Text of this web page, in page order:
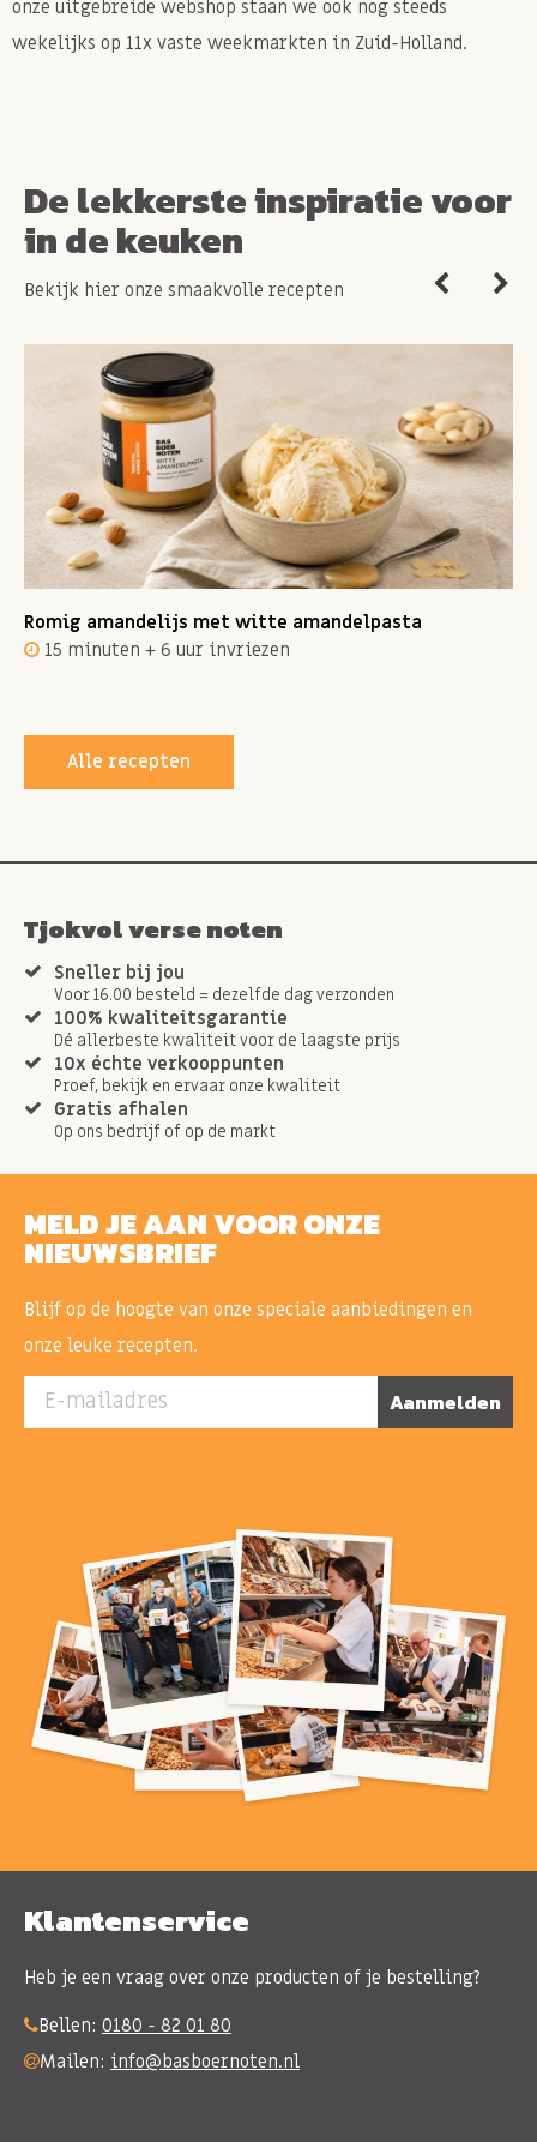
onze uitgebreide webshop staan we ook nog steeds
wekelijks op 11x vaste weekmarkten in Zuid-Holland.
De lekkerste inspiratie voor
in de keuken
Bekijk hier onze smaakvolle recepten
Romig amandelijs met witte amandelpasta
15 minuten + 6 uur invriezen
Alle recepten
Tjokvol verse noten
Sneller bij jou
Voor 16.00 besteld = dezelfde dag verzonden
100% kwaliteitsgarantie
Dé allerbeste kwaliteit voor de laagste prijs
10x échte verkooppunten
Proef, bekijk en ervaar onze kwaliteit
Gratis afhalen
Op ons bedrijf of op de markt
MELD JE AAN VOOR ONZE
NIEUWSBRIEF
Blijf op de hoogte van onze speciale aanbiedingen en
onze leuke recepten.
E-mailadres Aanmelden
Klantenservice
Heb je een vraag over onze producten of je bestelling?
Bellen: 0180 - 82 01 80
Mailen: info@basboernoten.nl